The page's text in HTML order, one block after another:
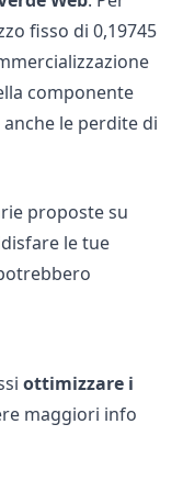
fisso di 0,19745
componente
le perdite di
proposte su
le tue
ottimizzare i
maggiori info